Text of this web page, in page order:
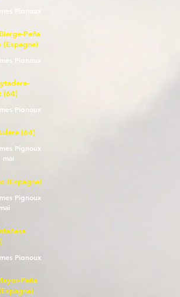
Pignoux
Peña
(Espagne)
Pignoux
(64)
Pignoux
(64)
Pignoux
mai
(Espagne)
Pignoux
Pignoux
Peña